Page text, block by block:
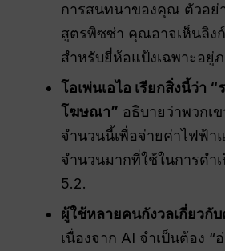
การสนทนาของคุณ ตัวอย่
สูตรพิซซ่า คุณอาจเห็นลิง
สำหรับยี่ห้อแป้งเฉพาะอยู่
โอเพ่นเอไอ เรียกสิ่งนี้ว่า “
โฆษณา” อธิบายว่าพวกเ
จำนวนนี้เพื่อจ่ายค่าไฟฟ้า
จำนวนมากที่ใช้ในการดำ
5.2.
ผู้ใช้หลายคนกังวลเกี่ยวกั
เนื่องจาก AI จำเป็นต้อง “